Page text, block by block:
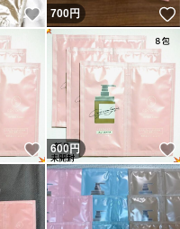
いいね！
700円
いいね！
600円